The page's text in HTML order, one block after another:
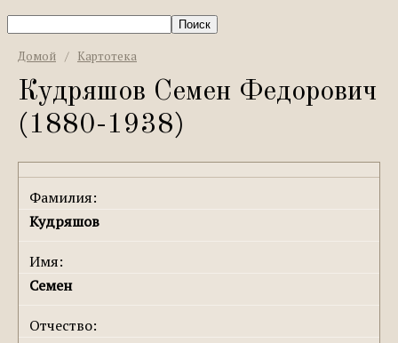
Домой / Картотека
Кудряшов Семен Федорович
(1880-1938)
Фамилия:
Кудряшов
Имя:
Семен
Отчество: